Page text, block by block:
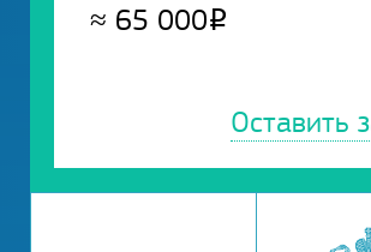
≈ 65 000Р
Оставить